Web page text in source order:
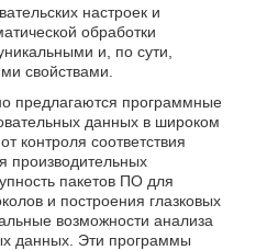
настроек и
обработки
и, по сути,
свойствами.
предлагаются программные
данных в широком
контроля соответствия
производительных
пакетов ПО для
и построения глазковых
возможности анализа
данных. Эти программы